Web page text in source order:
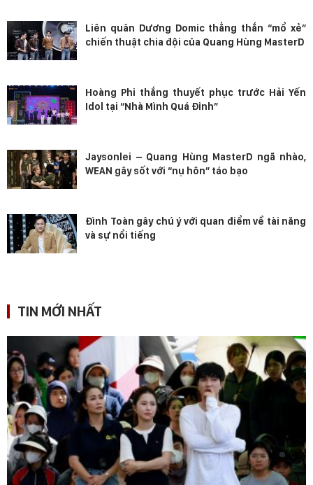
Liên quân Dương Domic thẳng thắn “mổ xẻ”
chiến thuật chia đội của Quang Hùng MasterD
Hoàng Phi thắng thuyết phục trước Hải Yến
Idol tại “Nhà Mình Quá Đỉnh”
Jaysonlei – Quang Hùng MasterD ngã nhào,
WEAN gây sốt với “nụ hôn” táo bạo
Đình Toàn gây chú ý với quan điểm về tài năng
và sự nổi tiếng
TIN MỚI NHẤT